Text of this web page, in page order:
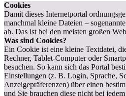
Cookies
Damit dieses Internetportal
manchmal kleine Dateien –
ab. Das ist bei den meisten großen
Was sind Cookies?
Ein Cookie ist eine kleine Textdatei,
Rechner, Tablet-Computer oder
besuchen. So kann sich das Portal
Einstellungen (z. B. Login, Sprache,
Anzeigepräferenzen) über einen
und Sie brauchen diese nicht bei